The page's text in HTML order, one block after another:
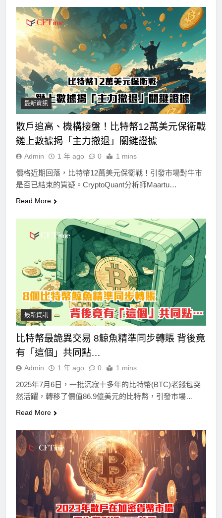
最新資訊
散戶追高、機構接盤！比特幣12萬美元保衛戰
鏈上數據揭「主力撤退」關鍵證據
Admin 1 年 ago 0 1 mins
價格近期回落，比特幣12萬美元保衛戰！引發市場對牛市
是否已結束的質疑。CryptoQuant分析師Maartu…
Read More
最新資訊
比特幣最詭異交易 8鯨魚精準同步轉賬 背後竟
有「這個」共同點…
Admin 1 年 ago 0 1 mins
2025年7月6日，一批沉寂十多年的比特幣(BTC)老錢包突
然活躍，轉移了價值86.9億美元的比特幣，引發市場…
Read More